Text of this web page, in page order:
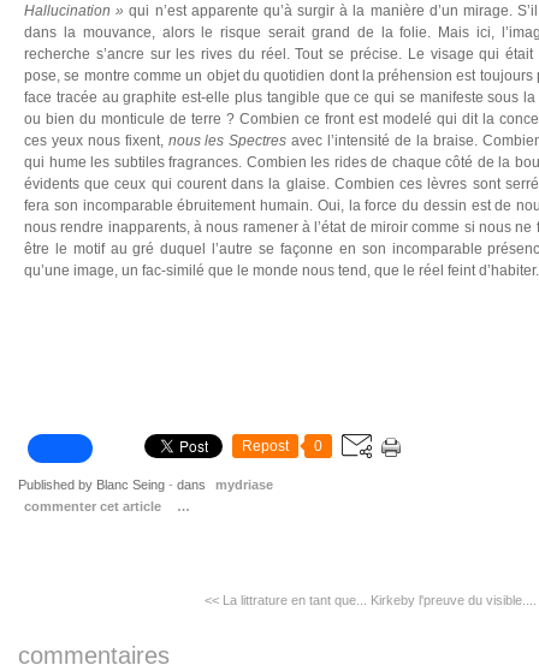
Hallucination » qui n’est apparente qu’à surgir à la manière d’un mirage.
dans la mouvance, alors le risque serait grand de la folie. Mais ici,
recherche s’ancre sur les rives du réel. Tout se précise. Le visage qui
pose, se montre comme un objet du quotidien dont la préhension est toujours
face tracée au graphite est-elle plus tangible que ce qui se manifeste sous
ou bien du monticule de terre ? Combien ce front est modelé qui dit la
ces yeux nous fixent, nous les Spectres avec l’intensité de la braise.
qui hume les subtiles fragrances. Combien les rides de chaque côté de la
évidents que ceux qui courent dans la glaise. Combien ces lèvres sont
fera son incomparable ébruitement humain. Oui, la force du dessin est de
nous rendre inapparents, à nous ramener à l’état de miroir comme si nous
être le motif au gré duquel l’autre se façonne en son incomparable
qu’une image, un fac-similé que le monde nous tend, que le réel feint
Repost 0
Published by Blanc Seing - dans
mydriase
commenter cet article
…
<< La littrature en tant que... Kirkeby l'preuve du visible....
commentaires